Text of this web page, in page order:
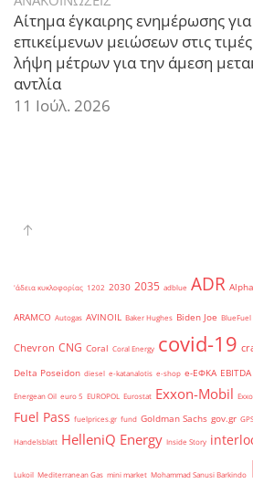
Αίτημα έγκαιρης ενημέρωσης
επικείμενων μειώσεων στις
λήψη μέτρων για την άμεση
αντλία
11 Ιούλ. 2026
'άδεια κυκλοφορίας 1202 2030 2035 adblue ADR
ARAMCO Autogas AVINOIL Baker Hughes Biden Joe BlueFuel
Chevron CNG Coral Coral Energy covid-19
Delta Poseidon diesel e-katanalotis e-shop e-ΕΦΚΑ EBITDA
Energean Oil euro 5 EUROPOL Eurostat Exxon-Mobil
Fuel Pass fuelprices.gr fund Goldman Sachs gov.gr GPS
Handelsblatt HelleniQ Energy Inside Story
Lukoil Mediterranean Gas mini market Mohammad Sanusi Barkindo